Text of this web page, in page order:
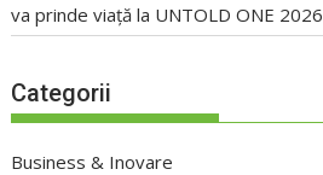
va prinde viață la UNTOLD ONE 2026
Categorii
Business & Inovare